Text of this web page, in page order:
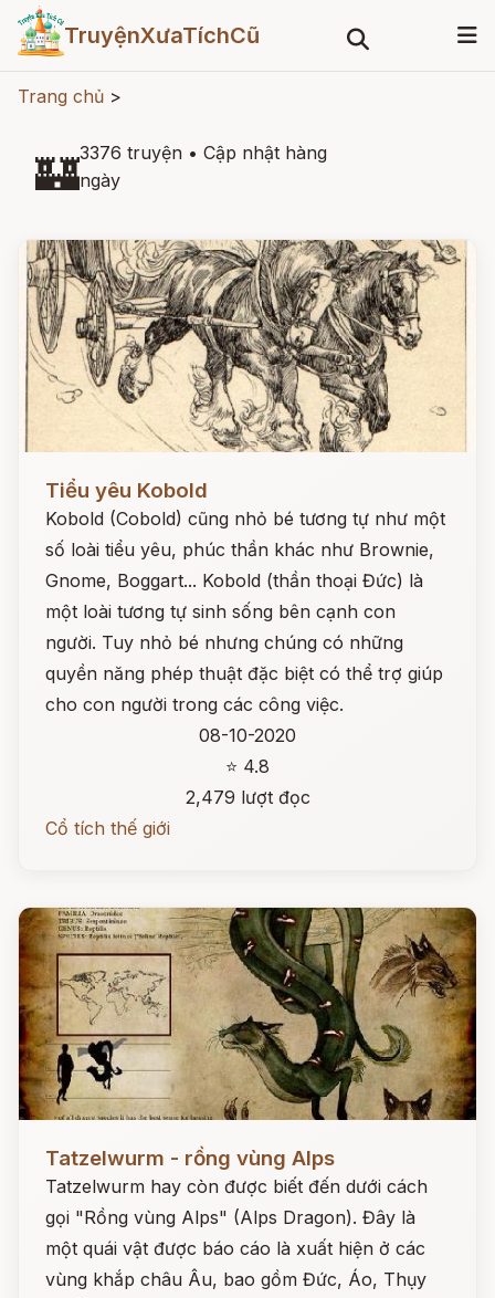
TruyệnXưaTíchCũ
Trang chủ >
🏰3376 truyện • Cập nhật hàng
ngày
Đọc ngay
Tiểu yêu Kobold
Kobold (Cobold) cũng nhỏ bé tương tự như một
số loài tiểu yêu, phúc thần khác như Brownie,
Gnome, Boggart... Kobold (thần thoại Đức) là
một loài tương tự sinh sống bên cạnh con
người. Tuy nhỏ bé nhưng chúng có những
quyền năng phép thuật đặc biệt có thể trợ giúp
cho con người trong các công việc.
08-10-2020
⭐ 4.8
2,479 lượt đọc
Cổ tích thế giới
Tatzelwurm - rồng vùng Alps
Tatzelwurm hay còn được biết đến dưới cách
gọi "Rồng vùng Alps" (Alps Dragon). Đây là
một quái vật được báo cáo là xuất hiện ở các
vùng khắp châu Âu, bao gồm Đức, Áo, Thụy